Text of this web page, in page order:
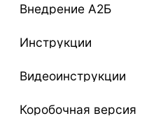
Внедрение A2Б
Инструкции
Видеоинструкции
Коробочная версия